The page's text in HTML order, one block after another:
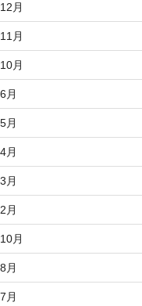
月
月
月
月
月
月
月
月
月
月
月